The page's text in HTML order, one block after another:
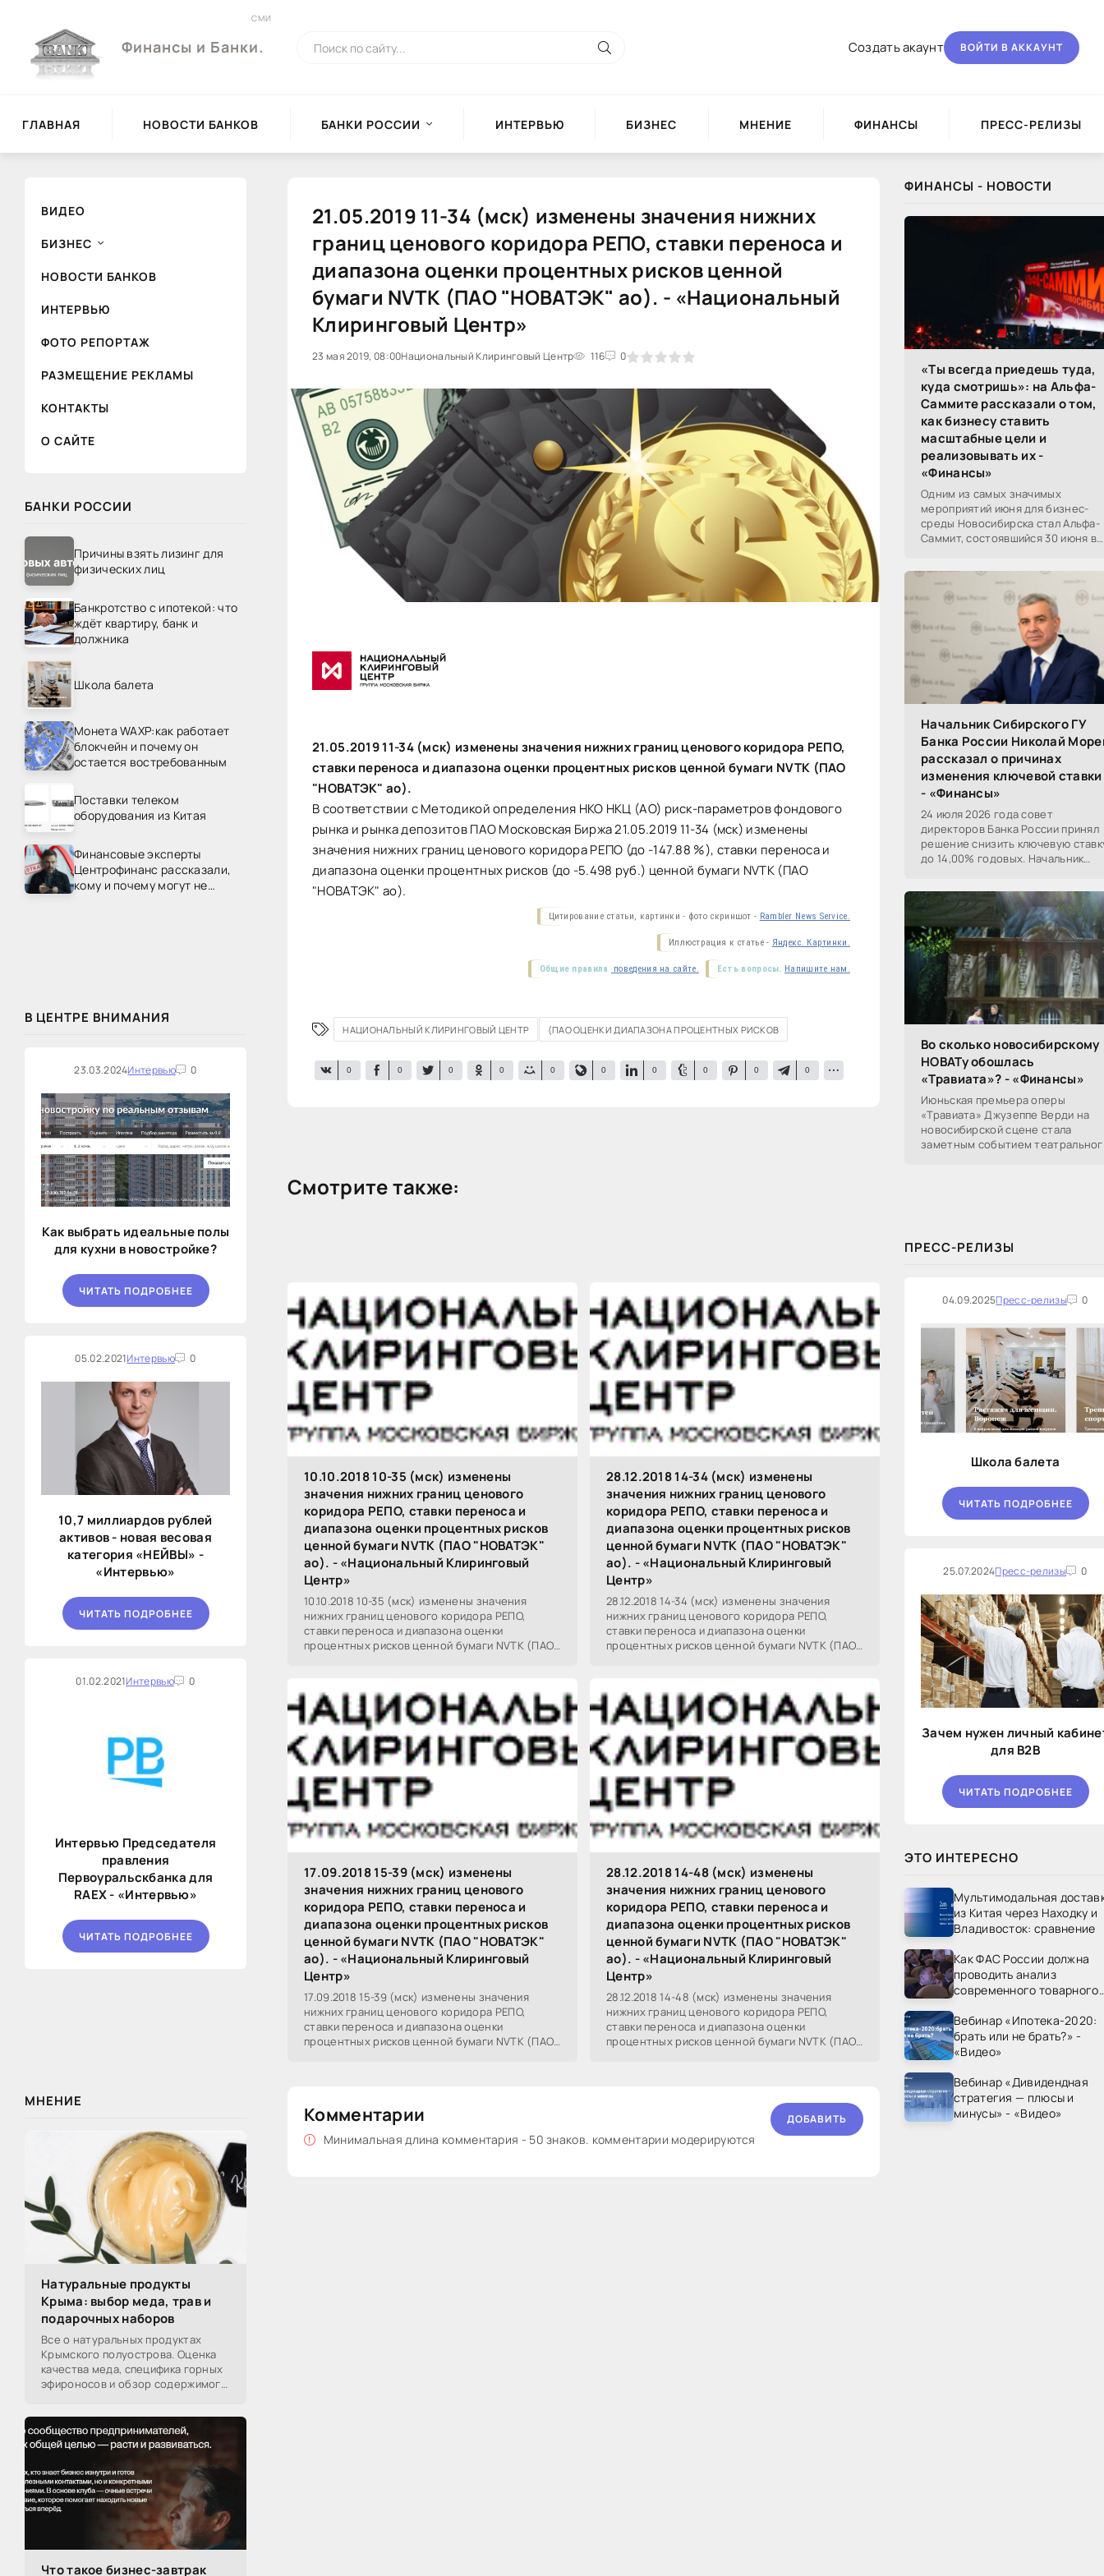
Финансы и Банки.
СМИ
Создать акаунт ВОЙТИ В АККАУНТ
ГЛАВНАЯ НОВОСТИ БАНКОВ БАНКИ РОССИИ ИНТЕРВЬЮ БИЗНЕС МНЕНИЕ ФИНАНСЫ ПРЕСС-РЕЛИЗЫ
ВИДЕО
БИЗНЕС
НОВОСТИ БАНКОВ
ИНТЕРВЬЮ
ФОТО РЕПОРТАЖ
РАЗМЕЩЕНИЕ РЕКЛАМЫ
КОНТАКТЫ
О САЙТЕ
БАНКИ РОССИИ
Причины взять лизинг для
физических лиц
Банкротство с ипотекой: что
ждёт квартиру, банк и
должника
Школа балета
Монета WAXP:как работает
блокчейн и почему он
остается востребованным
Поставки телеком
оборудования из Китая
Финансовые эксперты
Центрофинанс рассказали,
кому и почему могут не
В ЦЕНТРЕ ВНИМАНИЯ
23.03.2024Интервью 0
Как выбрать идеальные полы
для кухни в новостройке?
ЧИТАТЬ ПОДРОБНЕЕ
05.02.2021Интервью 0
10,7 миллиардов рублей
активов - новая весовая
категория «НЕЙВЫ» -
«Интервью»
ЧИТАТЬ ПОДРОБНЕЕ
01.02.2021Интервью 0
Интервью Председателя
правления
Первоуральскбанка для
RAEX - «Интервью»
ЧИТАТЬ ПОДРОБНЕЕ
МНЕНИЕ
Натуральные продукты
Крыма: выбор меда, трав и
подарочных наборов
Все о натуральных продуктах
Крымского полуострова. Оценка
качества меда, специфика горных
эфироносов и обзор содержимого
производителей.
Что такое бизнес-завтрак
21.05.2019 11-34 (мск) изменены значения нижних
границ ценового коридора РЕПО, ставки переноса и
диапазона оценки процентных рисков ценной
бумаги NVTK (ПАО "НОВАТЭК" ао). - «Национальный
Клиринговый Центр»
23 мая 2019, 08:00Национальный Клиринговый Центр 116 0
0 1 2 3 4 5
21.05.2019 11-34 (мск) изменены значения нижних границ ценового коридора РЕПО,
ставки переноса и диапазона оценки процентных рисков ценной бумаги NVTK (ПАО
"НОВАТЭК" ао).
В соответствии с Методикой определения НКО НКЦ (АО) риск-параметров фондового
рынка и рынка депозитов ПАО Московская Биржа 21.05.2019 11-34 (мск) изменены
значения нижних границ ценового коридора РЕПО (до -147.88 %), ставки переноса и
диапазона оценки процентных рисков (до -5.498 руб.) ценной бумаги NVTK (ПАО
"НОВАТЭК" ао).
Цитирование статьи, картинки - фото скриншот - Rambler News Service.
Иллюстрация к статье - Яндекс. Картинки.
Есть вопросы. Напишите нам.
Общие правила поведения на сайте.
НАЦИОНАЛЬНЫЙ КЛИРИНГОВЫЙ ЦЕНТР (ПАО ОЦЕНКИ ДИАПАЗОНА ПРОЦЕНТНЫХ РИСКОВ
0 0 0 0 0 0 0 0 0 0
Смотрите также:
10.10.2018 10-35 (мск) изменены
значения нижних границ ценового
коридора РЕПО, ставки переноса и
диапазона оценки процентных рисков
ценной бумаги NVTK (ПАО "НОВАТЭК"
ао). - «Национальный Клиринговый
Центр»
10.10.2018 10-35 (мск) изменены значения
нижних границ ценового коридора РЕПО,
ставки переноса и диапазона оценки
процентных рисков ценной бумаги NVTK (ПАО
28.12.2018 14-34 (мск) изменены
значения нижних границ ценового
коридора РЕПО, ставки переноса и
диапазона оценки процентных рисков
ценной бумаги NVTK (ПАО "НОВАТЭК"
ао). - «Национальный Клиринговый
Центр»
28.12.2018 14-34 (мск) изменены значения
нижних границ ценового коридора РЕПО,
ставки переноса и диапазона оценки
процентных рисков ценной бумаги NVTK (ПАО
17.09.2018 15-39 (мск) изменены
значения нижних границ ценового
коридора РЕПО, ставки переноса и
диапазона оценки процентных рисков
ценной бумаги NVTK (ПАО "НОВАТЭК"
ао). - «Национальный Клиринговый
Центр»
17.09.2018 15-39 (мск) изменены значения
нижних границ ценового коридора РЕПО,
ставки переноса и диапазона оценки
процентных рисков ценной бумаги NVTK (ПАО
28.12.2018 14-48 (мск) изменены
значения нижних границ ценового
коридора РЕПО, ставки переноса и
диапазона оценки процентных рисков
ценной бумаги NVTK (ПАО "НОВАТЭК"
ао). - «Национальный Клиринговый
Центр»
28.12.2018 14-48 (мск) изменены значения
нижних границ ценового коридора РЕПО,
ставки переноса и диапазона оценки
процентных рисков ценной бумаги NVTK (ПАО
Комментарии
Минимальная длина комментария - 50 знаков. комментарии модерируются
ДОБАВИТЬ
ФИНАНСЫ - НОВОСТИ
«Ты всегда приедешь туда,
куда смотришь»: на Альфа-
Саммите рассказали о том,
как бизнесу ставить
масштабные цели и
реализовывать их -
«Финансы»
Одним из самых значимых
мероприятий июня для бизнес-
среды Новосибирска стал Альфа-
Саммит, состоявшийся 30 июня в
«Победа». Его участниками
выступили эксперты,
Начальник Сибирского ГУ
Банка России Николай
рассказал о причинах
изменения ключевой ставки
- «Финансы»
24 июля 2026 года совет
директоров Банка России принял
решение снизить ключевую
до 14,00% годовых. Начальник
Николай Морев
прокомментировал...
Во сколько новосибирскому
НОВАТу обошлась
«Травиата»? - «Финансы»
Июньская премьера оперы
«Травиата» Джузеппе Верди на
новосибирской сцене стала
заметным событием
ПРЕСС-РЕЛИЗЫ
04.09.2025Пресс-релизы 0
Школа балета
ЧИТАТЬ ПОДРОБНЕЕ
25.07.2024Пресс-релизы 0
Зачем нужен личный
для B2B
ЧИТАТЬ ПОДРОБНЕЕ
ЭТО ИНТЕРЕСНО
Мультимодальная
из Китая через Находку и
Владивосток: сравнение
Как ФАС России должна
проводить анализ
современного товарного
России»
Вебинар «Ипотека-2020:
брать или не брать?» -
«Видео»
Вебинар «Дивидендная
стратегия — плюсы и
минусы» - «Видео»